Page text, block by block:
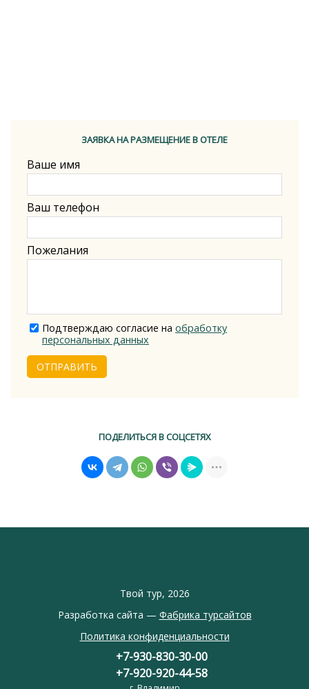
ЗАЯВКА НА РАЗМЕЩЕНИЕ В ОТЕЛЕ
Ваше имя
Ваш телефон
Пожелания
Подтверждаю согласие на обработку
персональных данных
ОТПРАВИТЬ
ПОДЕЛИТЬСЯ В СОЦСЕТЯХ
Твой тур, 2026
Разработка сайта — Фабрика турсайтов
Политика конфиденциальности
+7-930-830-30-00
+7-920-920-44-58